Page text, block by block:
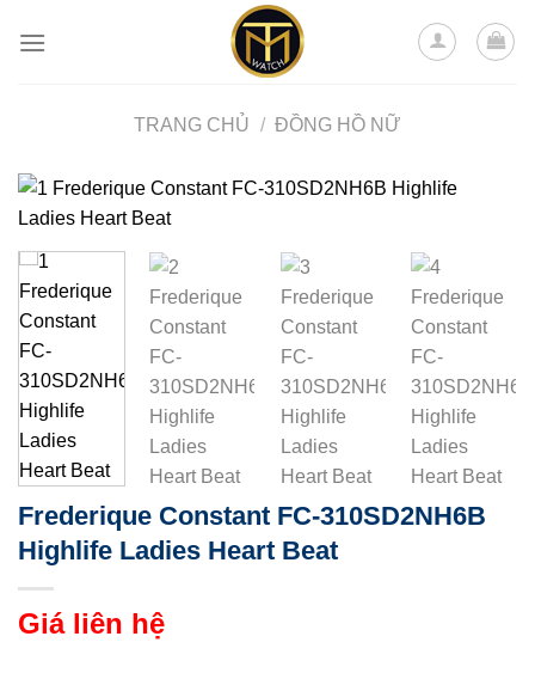
TRANG CHỦ / ĐỒNG HỒ NỮ
Frederique Constant FC-310SD2NH6B
Highlife Ladies Heart Beat
Giá liên hệ